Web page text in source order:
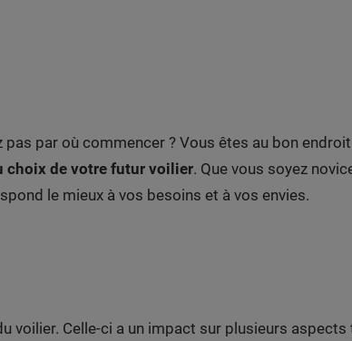
pas par où commencer ? Vous êtes au bon
choix de votre futur voilier. Que vous soyez
le mieux à vos besoins et à vos envies.
voilier. Celle-ci a un impact sur plusieurs aspects